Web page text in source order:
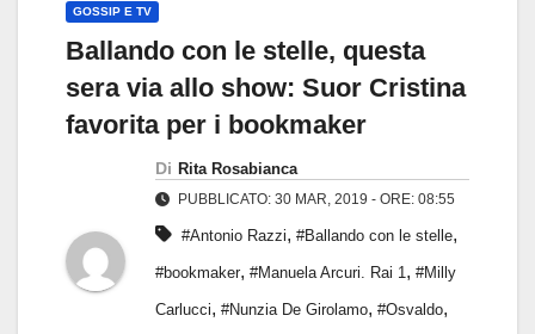
GOSSIP E TV
Ballando con le stelle, questa
sera via allo show: Suor Cristina
favorita per i bookmaker
Di Rita Rosabianca
PUBBLICATO: 30 MAR, 2019 - ORE: 08:55
#Antonio Razzi, #Ballando con le stelle,
#bookmaker, #Manuela Arcuri. Rai 1, #Milly
Carlucci, #Nunzia De Girolamo, #Osvaldo,